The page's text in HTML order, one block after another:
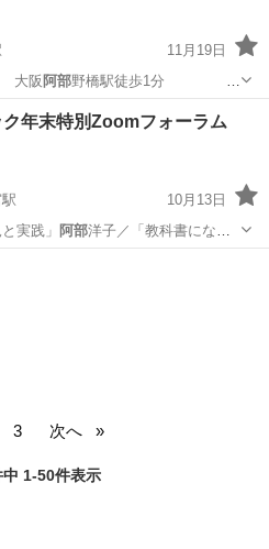
11月19日
阪 阿部野橋駅徒歩1分
社交ダンス
年末特別Zoomフォーラム
10月13日
実践」 阿部洋子／「教科書にない
3 次へ
1-50件表示